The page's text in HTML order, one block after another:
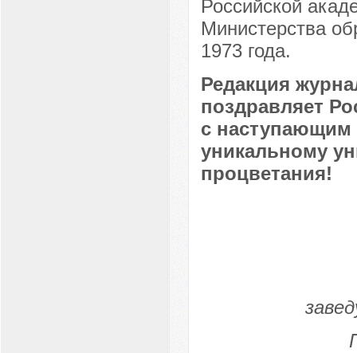
Российской
Министерства
1973 года.
Редакция
поздравляет
с
уникальному
процветания!